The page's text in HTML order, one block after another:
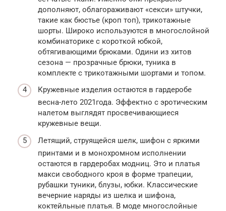
дополняют, облагораживают «секси» штучки,
такие как бюстье (кроп топ), трикотажные
шорты. Широко используются в многослойной
комбинаторике с короткой юбкой,
обтягивающими брюками. Одини из хитов
сезона — прозрачные брюки, туника в
комплекте с трикотажными шортами и топом.
Кружевные изделия остаются в гардеробе
весна-лето 2021года. Эффектно с эротическим
налетом выглядят просвечивающиеся
кружевные вещи.
Летящий, струящейся шелк, шифон с яркими
принтами и в монохромном исполнении
остаются в гардеробах модниц. Это и платья
макси свободного кроя в форме трапеции,
рубашки туники, блузы, юбки. Классические
вечерние наряды из шелка и шифона,
коктейльные платья. В моде многослойные